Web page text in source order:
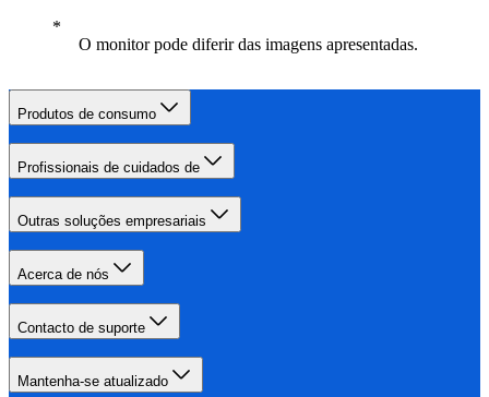
O monitor pode diferir das imagens apresentadas.
Produtos de consumo
Profissionais de cuidados de
Outras soluções empresariais
Acerca de nós
Contacto de suporte
Mantenha-se atualizado